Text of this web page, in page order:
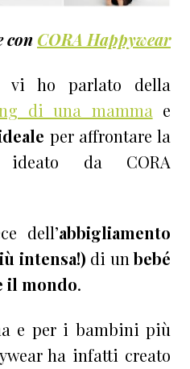
con CORA Happywear
vi ho parlato della
di una mamma e
per affrontare la
da CORA
dell’abbigliamento
intensa!) di un bebé
il mondo.
e per i bambini più
ha infatti creato